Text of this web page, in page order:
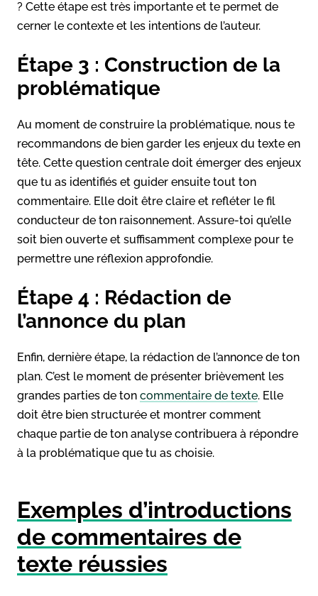
? Cette étape est très importante et te permet de
cerner le contexte et les intentions de l’auteur.
Étape 3 : Construction de la
problématique
Au moment de construire la problématique, nous te
recommandons de bien garder les enjeux du texte en
tête. Cette question centrale doit émerger des enjeux
que tu as identifiés et guider ensuite tout ton
commentaire. Elle doit être claire et refléter le fil
conducteur de ton raisonnement. Assure-toi qu’elle
soit bien ouverte et suffisamment complexe pour te
permettre une réflexion approfondie.
Étape 4 : Rédaction de
l’annonce du plan
Enfin, dernière étape, la rédaction de l’annonce de ton
plan. C’est le moment de présenter brièvement les
grandes parties de ton commentaire de texte. Elle
doit être bien structurée et montrer comment
chaque partie de ton analyse contribuera à répondre
à la problématique que tu as choisie.
Exemples d’introductions
de commentaires de
texte réussies